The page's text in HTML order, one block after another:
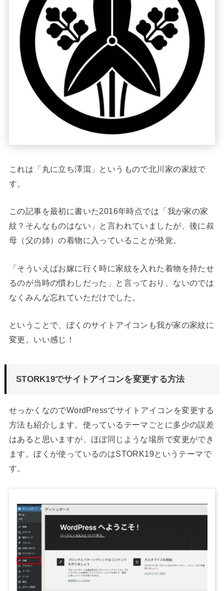
これは「丸に立ち澤瀉」というもので北川家の家紋で
す。
この記事を最初に書いた2016年時点では「我が家の家
紋？そんなものはない」と言われていましたが、後に叔
母（父の姉）の着物に入っていることが発覚。
「そういえばお嫁に行く時に家紋を入れた着物を持たせ
るのが当時の慣わしだった」と言っており、ないのでは
なくみんな忘れていただけでした。
ということで、ぼくのサイトアイコンも我が家の家紋に
変更。いい感じ！
STORK19でサイトアイコンを変更する方法
せっかくなのでWordPressでサイトアイコンを変更する
方法も紹介します。使っているテーマごとに多少の誤差
はあると思いますが、ほぼ同じような場所で変更ができ
ます。ぼくが使っているのはSTORK19というテーマで
す。